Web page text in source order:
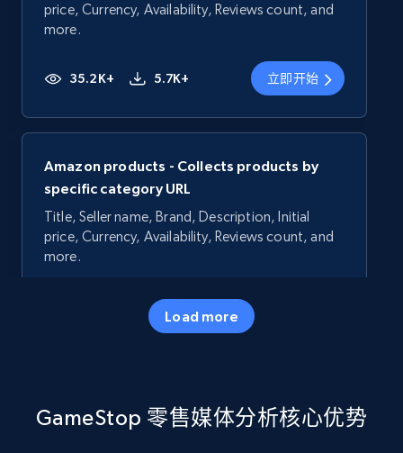
price, Currency, Availability, Reviews count, and
more.
35.2K+ 5.7K+ 立即开始
Amazon products - Collects products by
specific category URL
Title, Seller name, Brand, Description, Initial
price, Currency, Availability, Reviews count, and
more.
5.7K+
specific keywords
Load more
GameStop 零售媒体分析核心优势